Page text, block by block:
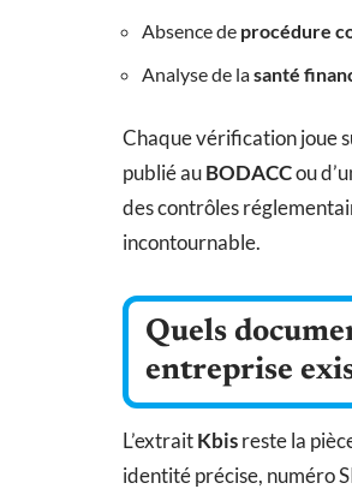
Absence de procédure
Analyse de lasanté
Chaque vérification joue
publié auBODACCou
des contrôles
incontournable.
Quels
entreprise
L’extraitKbisreste la
identité précise, numéro